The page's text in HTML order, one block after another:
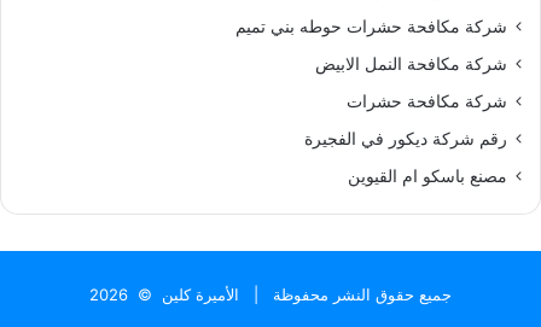
شركة مكافحة حشرات حوطه بني تميم
شركة مكافحة النمل الابيض
شركة مكافحة حشرات
رقم شركة ديكور في الفجيرة
مصنع باسكو ام القيوين
جميع حقوق النشر محفوظة | الأميرة كلين © 2026